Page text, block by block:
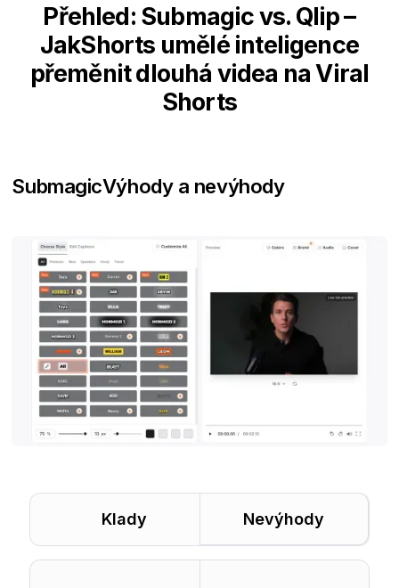
Přehled: Submagic vs. Qlip –
JakShorts umělé inteligence
přeměnit dlouhá videa na Viral
Shorts
SubmagicVýhody a nevýhody
Klady Nevýhody